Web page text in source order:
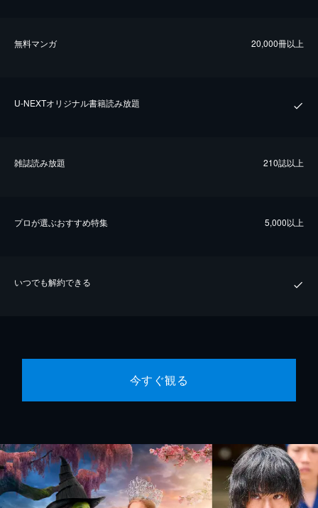
無料マンガ 20,000冊以上
U-NEXTオリジナル書籍読み放題
雑誌読み放題 210誌以上
プロが選ぶおすすめ特集 5,000以上
いつでも解約できる
今すぐ観る